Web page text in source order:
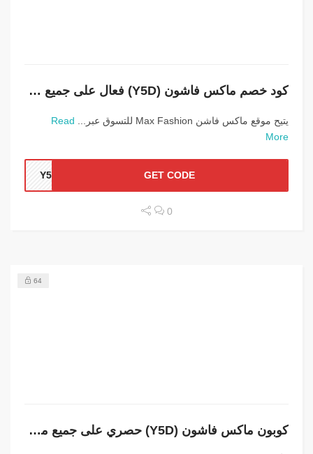
كود خصم ماكس فاشون (Y5D) فعال على جميع المنتجات
يتيح موقع ماكس فاشن Max Fashion للتسوق عبر...
Read
More
GET CODE
0
64
كوبون ماكس فاشون (Y5D) حصري على جميع مشترياتك